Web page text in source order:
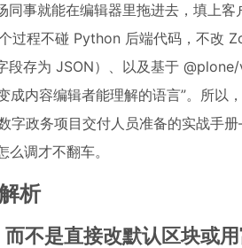
同事就能在编辑器里拖进去，填上
过程不碰 Python 后端代码，不改
段存为 JSON）、以及基于
成内容编辑者能理解的语言”。所以
字政务项目交付人员准备的实战手
调才不翻车。
析
不是直接改默认区块或用